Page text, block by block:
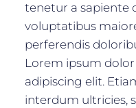
tenetur a sapiente
voluptatibus
perferendis
Lorem ipsum
adipiscing elit.
interdum ultricies,